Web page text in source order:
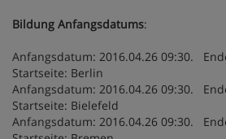
Bildung Anfangsdatums:
Anfangsdatum: 2016.04.26 09:30.
Startseite: Berlin
Anfangsdatum: 2016.04.26 09:30.
Startseite: Bielefeld
Anfangsdatum: 2016.04.26 09:30.